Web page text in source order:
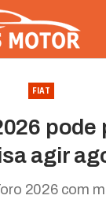
FIAT
pode
agir
2026 com